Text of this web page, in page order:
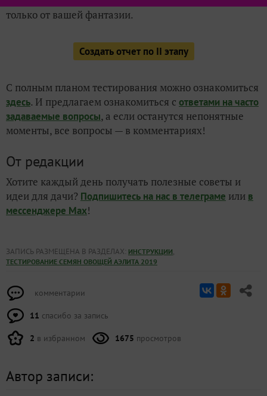
только от вашей фантазии.
Создать отчет по II этапу
С полным планом тестирования можно ознакомиться
здесь. И предлагаем ознакомиться с ответами на часто
задаваемые вопросы, а если останутся непонятные
моменты, все вопросы — в комментариях!
От редакции
Хотите каждый день получать полезные советы и
идеи для дачи? Подпишитесь на нас в телеграме или в
мессенджере Max!
ЗАПИСЬ РАЗМЕЩЕНА В РАЗДЕЛАХ: ИНСТРУКЦИИ,
ТЕСТИРОВАНИЕ СЕМЯН ОВОЩЕЙ АЭЛИТА 2019
комментарии
11 спасибо за запись
2 в избранном 1675 просмотров
Автор записи: